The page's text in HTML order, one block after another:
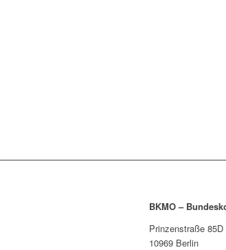
BKMO –
Prinzenstraße 85D
10969 Berlin